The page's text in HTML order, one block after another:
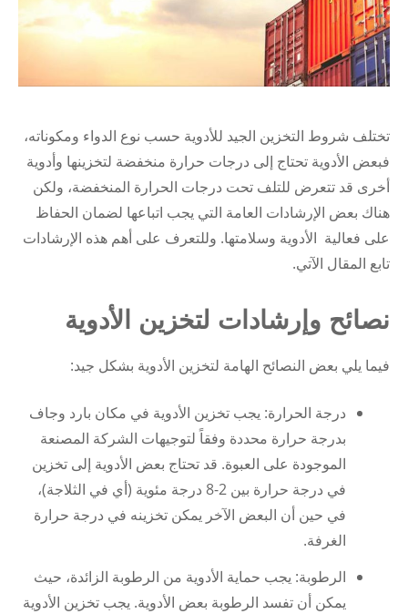
تختلف شروط التخزين الجيد للأدوية حسب نوع الدواء ومكوناته،
فبعض الأدوية تحتاج إلى درجات حرارة منخفضة لتخزينها وأدوية
أخرى قد تتعرض للتلف تحت درجات الحرارة المنخفضة، ولكن
هناك بعض الإرشادات العامة التي يجب اتباعها لضمان الحفاظ
على فعالية الأدوية وسلامتها. وللتعرف على أهم هذه الإرشادات
تابع المقال الآتي.
نصائح وإرشادات لتخزين الأدوية
فيما يلي بعض النصائح الهامة لتخزين الأدوية بشكل جيد:
درجة الحرارة: يجب تخزين الأدوية في مكان بارد وجاف
بدرجة حرارة محددة وفقاً لتوجيهات الشركة المصنعة
الموجودة على العبوة. قد تحتاج بعض الأدوية إلى تخزين
في درجة حرارة بين 2-8 درجة مئوية (أي في الثلاجة)،
في حين أن البعض الآخر يمكن تخزينه في درجة حرارة
الغرفة.
الرطوبة: يجب حماية الأدوية من الرطوبة الزائدة، حيث
يمكن أن تفسد الرطوبة بعض الأدوية. يجب تخزين الأدوية